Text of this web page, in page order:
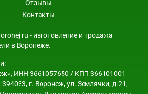
Отзывы
Контакты
- изготовление и продажа
в Воронеже.
ИНН 3661057650 / КПП 366101001
г. Воронеж, ул. Землячки, д.21,